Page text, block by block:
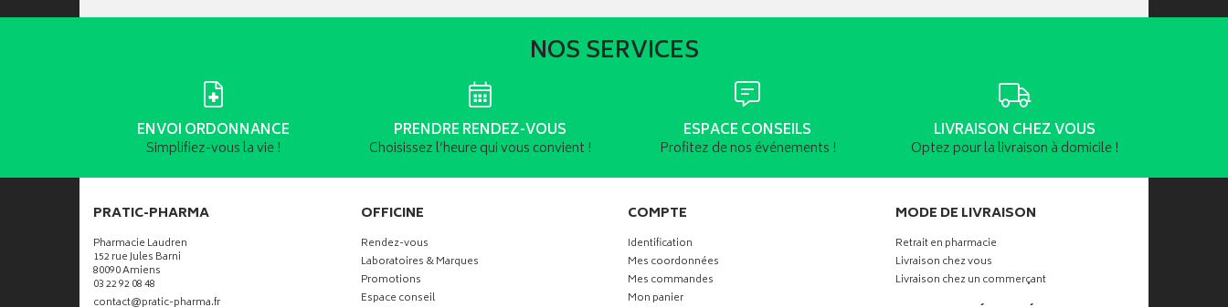
NOS SERVICES
ENVOI ORDONNANCE
Simplifiez-vous la vie !
PRENDRE RENDEZ-VOUS
Choisissez l’heure qui vous convient !
ESPACE CONSEILS
Profitez de nos événements !
LIVRAISON CHEZ VOUS
Optez pour la livraison à domicile !
PRATIC-PHARMA
Pharmacie Laudren
152 rue Jules Barni
80090 Amiens
03 22 92 08 48
contact-
@-
pratic-pharma.fr
OFFICINE
Rendez-vous
Laboratoires & Marques
Promotions
Espace conseil
COMPTE
Identification
Mes coordonnées
Mes commandes
Mon panier
MODE DE LIVRAISON
Retrait en pharmacie
Livraison chez vous
Livraison chez un commerçant